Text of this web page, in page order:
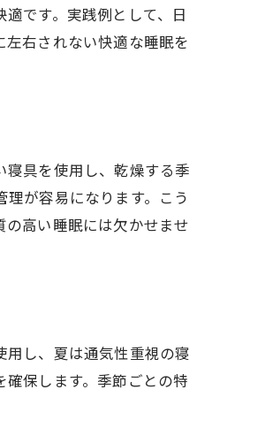
です。実践例として、日
右されない快適な睡眠を
具を使用し、乾燥する季
が容易になります。こう
高い睡眠には欠かせませ
し、夏は通気性重視の寝
保します。季節ごとの特